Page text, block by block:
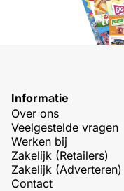
Informatie
Over ons
Veelgestelde vragen
Werken bij
Zakelijk (Retailers)
Zakelijk (Adverteren)
Contact